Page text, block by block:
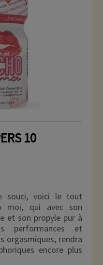
10
souci, voici le tout
moi, qui avec son
et son propyle pur à
performances et
orgasmiques, rendra
encore plus